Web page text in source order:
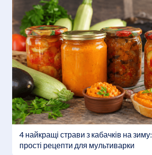
4 найкращі страви з кабачків на
прості рецепти для мультиварки